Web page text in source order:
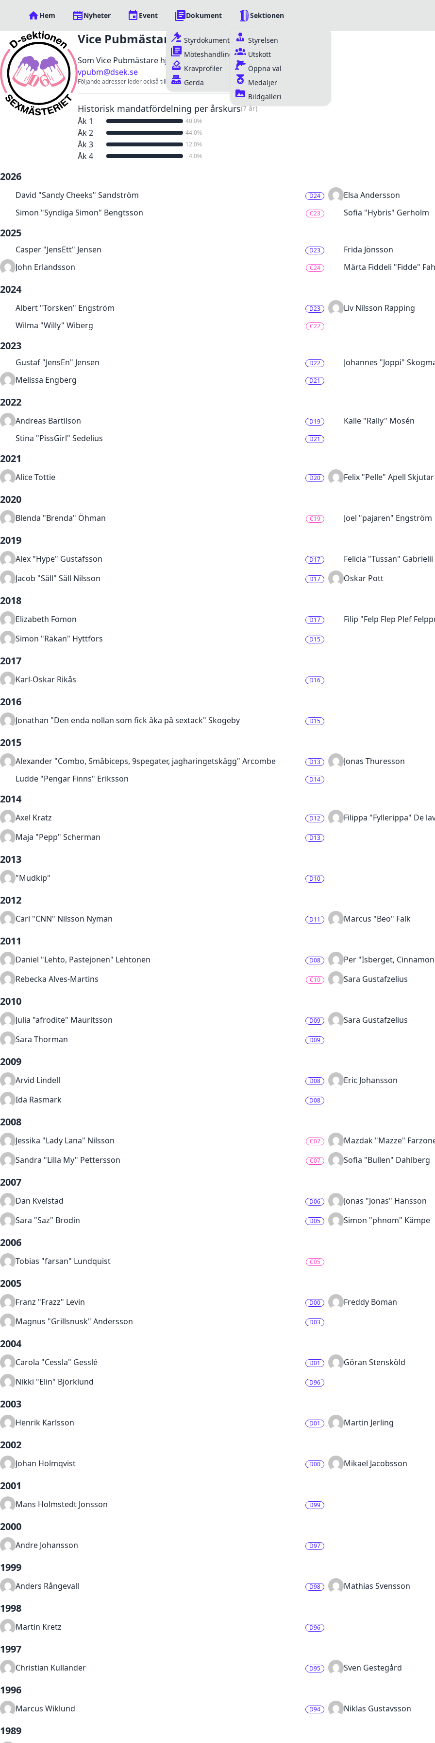
Hem Nyheter Event Dokument
Styrdokument
Möteshandlingar
Kravprofiler
Gerda
Sektionen
Styrelsen
Utskott
Öppna val
Medaljer
Bildgalleri
Vice Pubmästare
Som Vice Pubmästare hjälper man Pubmästaren i dennes arbete.
vpubm@dsek.se
Följande adresser leder också till posten:
Historisk mandatfördelning per årskurs(7 år)
Åk 1 40.0%
Åk 2 44.0%
Åk 3 12.0%
Åk 4 4.0%
2026
David "Sandy Cheeks" Sandström D24 Elsa Andersson
Simon "Syndiga Simon" Bengtsson C23 Sofia "Hybris" Gerholm
2025
Casper "JensEtt" Jensen D23 Frida Jönsson
John Erlandsson C24 Märta Fiddeli "Fidde"
2024
Albert "Torsken" Engström D23 Liv Nilsson Rapping
Wilma "Willy" Wiberg C22
2023
Gustaf "JensEn" Jensen D22 Johannes "Joppi"
Melissa Engberg D21
2022
Andreas Bartilson D19 Kalle "Rally" Mosén
Stina "PissGirl" Sedelius D21
2021
Alice Tottie D20 Felix "Pelle" Apell Skjutar
2020
Blenda "Brenda" Öhman C19 Joel "pajaren" Engström
2019
Alex "Hype" Gustafsson D17 Felicia "Tussan"
Jacob "Säll" Säll Nilsson D17 Oskar Pott
2018
Elizabeth Fomon D17 Filip "Felp Flep Plef
Simon "Räkan" Hyttfors D15
2017
Karl-Oskar Rikås D16
2016
Jonathan "Den enda nollan som fick åka på sextack" Skogeby D15
2015
Alexander "Combo, Småbiceps, 9spegater, jagharingetskägg" Arcombe D13 Jonas Thuresson
Ludde "Pengar Finns" Eriksson D14
2014
Axel Kratz D12 Filippa "Fyllerippa" De
Maja "Pepp" Scherman D13
2013
"Mudkip" D10
2012
Carl "CNN" Nilsson Nyman D11 Marcus "Beo" Falk
2011
Daniel "Lehto, Pastejonen" Lehtonen D08 Per "Isberget,
Rebecka Alves-Martins C10 Sara Gustafzelius
2010
Julia "afrodite" Mauritsson D09 Sara Gustafzelius
Sara Thorman D09
2009
Arvid Lindell D08 Eric Johansson
Ida Rasmark D08
2008
Jessika "Lady Lana" Nilsson C07 Mazdak "Mazze"
Sandra "Lilla My" Pettersson C07 Sofia "Bullen" Dahlberg
2007
Dan Kvelstad D06 Jonas "Jonas" Hansson
Sara "Saz" Brodin D05 Simon "phnom" Kämpe
2006
Tobias "farsan" Lundquist C05
2005
Franz "Frazz" Levin D00 Freddy Boman
Magnus "Grillsnusk" Andersson D03
2004
Carola "Cessla" Gesslé D01 Göran Stensköld
Nikki "Elin" Björklund D96
2003
Henrik Karlsson D01 Martin Jerling
2002
Johan Holmqvist D00 Mikael Jacobsson
2001
Mans Holmstedt Jonsson D99
2000
Andre Johansson D97
1999
Anders Rångevall D98 Mathias Svensson
1998
Martin Kretz D96
1997
Christian Kullander D95 Sven Gestegård
1996
Marcus Wiklund D94 Niklas Gustavsson
1989